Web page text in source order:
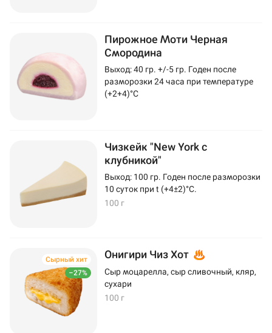
Пирожное Моти Черная
Смородина
Выход: 40 гр. +/-5 гр. Годен после
разморозки 24 часа при температуре
(+2+4)°C
Чизкейк "New York с
клубникой"
Выход: 100 гр. Годен после разморозки
10 суток при t (+4±2)°C.
100 г
–27%
Сырный хит Онигири Чиз Хот
Сыр моцарелла, сыр сливочный, кляр,
сухари
100 г